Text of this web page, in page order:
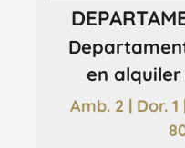
en alquiler
Amb. 2 | Dor.